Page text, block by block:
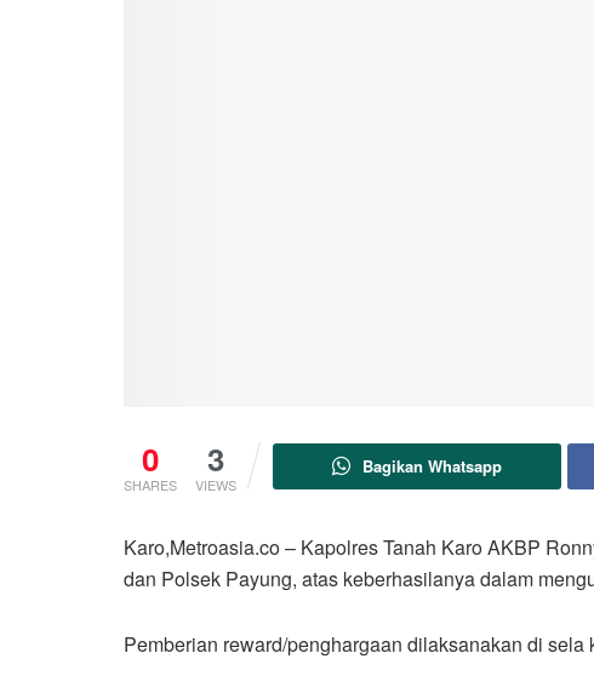
0
SHARES
3
VIEWS
Bagikan Whatsapp
Karo,Metroasia.co – Kapolres Tanah Karo AKBP
dan Polsek Payung, atas keberhasilanya dalam
Pemberian reward/penghargaan dilaksanakan di